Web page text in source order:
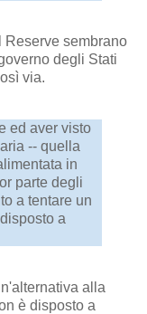
Reserve sembrano
degli Stati
via.
ed aver visto
-- quella
in
parte degli
a tentare un
a
alla
è disposto a